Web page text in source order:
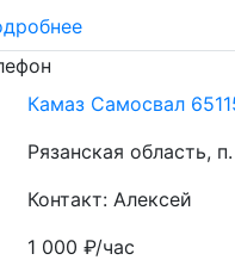
Камаз Самосвал
Рязанская область,
Контакт: Алексей
1 000₽/час